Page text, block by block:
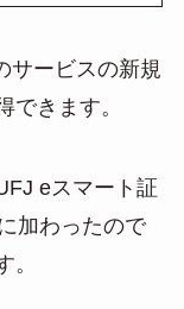
サービスの新規
できます。
eスマート証
加わったので
。